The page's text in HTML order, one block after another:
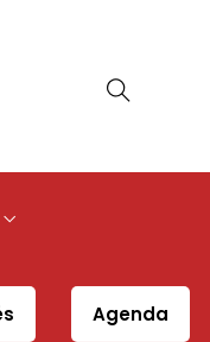
août 2026 à 11h30 –
Agenda